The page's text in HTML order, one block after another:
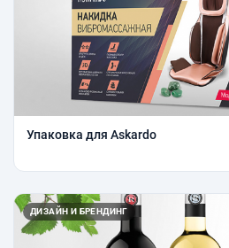
Упаковка для Askardo
ДИЗАЙН И БРЕНДИНГ